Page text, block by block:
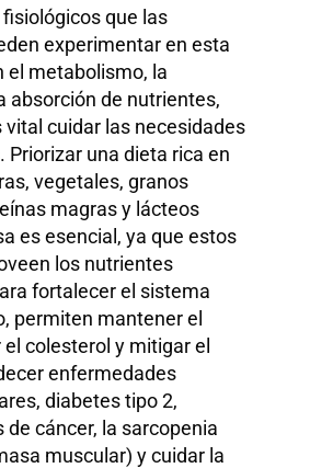
que las
experimentar en esta
el metabolismo, la
absorción de nutrientes,
vital cuidar las necesidades
Priorizar una dieta rica en
vegetales, granos
magras y lácteos
es esencial, ya que estos
los nutrientes
fortalecer el sistema
permiten mantener el
colesterol y mitigar el
enfermedades
diabetes tipo 2,
de cáncer, la sarcopenia
muscular) y cuidar la